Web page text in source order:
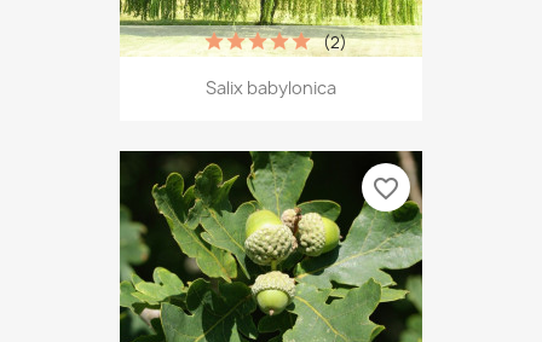
Salix babylonica
(2)
favorite_border